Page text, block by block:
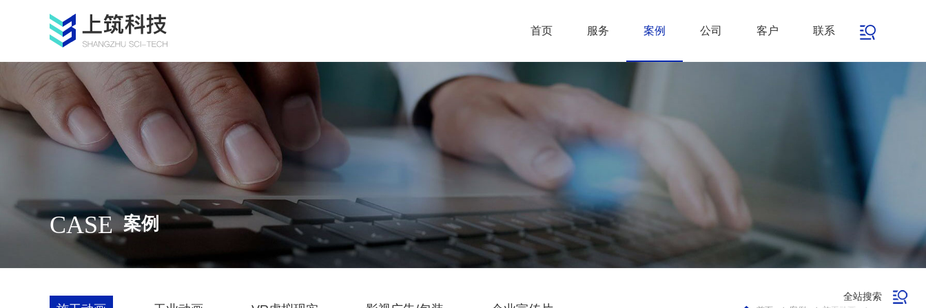
首页 服务 案例 公司 客户 联系
CASE 案例
全站搜索